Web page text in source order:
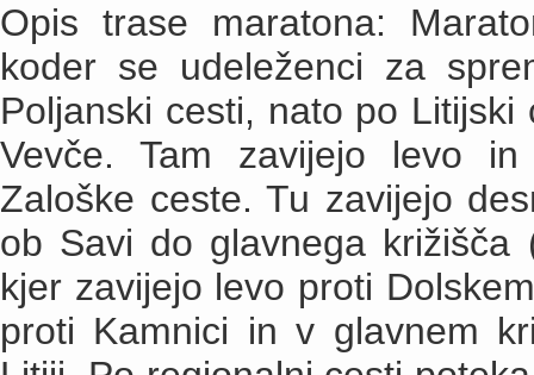
Opis trase maratona:
koder se udeleženci za
Poljanski cesti, nato po
Vevče. Tam zavijejo levo
Zaloške ceste. Tu zavijejo
ob Savi do glavnega križišča
kjer zavijejo levo proti
proti Kamnici in v glavnem